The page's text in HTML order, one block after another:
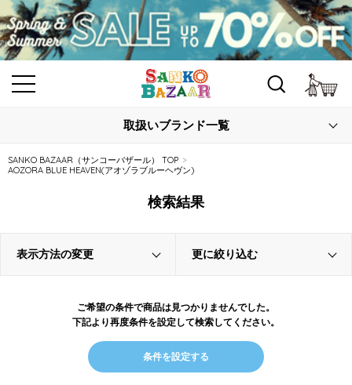
取扱いブランド一覧
SANKO BAZAAR（サンコーバザール） TOP
AOZORA BLUE HEAVEN(アオゾラブルーヘヴン)
検索結果
表示方法の変更 更に絞り込む
ご希望の条件で商品は見つかりませんでした。
下記より再度条件を設定して検索してください。
条件を設定する